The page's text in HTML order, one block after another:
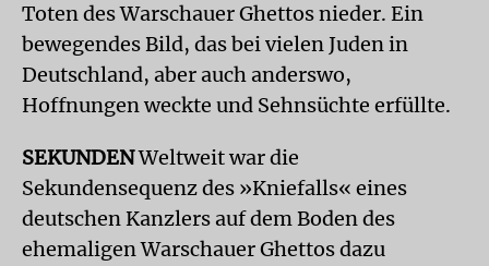
Toten des Warschauer Ghettos nieder. Ein
bewegendes Bild, das bei vielen Juden in
Deutschland, aber auch anderswo,
Hoffnungen weckte und Sehnsüchte erfüllte.
SEKUNDENWeltweit war die
Sekundensequenz des »Kniefalls« eines
deutschen Kanzlers auf dem Boden des
ehemaligen Warschauer Ghettos dazu